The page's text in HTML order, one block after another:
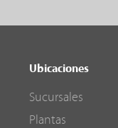
Ubicaciones
Sucursales
Plantas